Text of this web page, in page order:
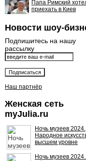
Папа Римский
приехать в Киев
Новости шоу-
Подпишитесь на нашу
рассылку
Наш партнёр
Женская сеть
myJulia.ru
Ночь музеев 2024.
Народное
высшем уровне
Ночь музеев